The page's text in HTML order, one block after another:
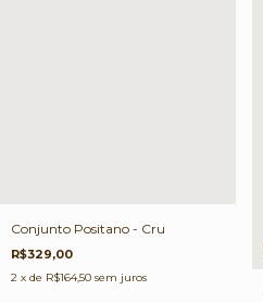
Conjunto Positano - Cru
R$329,00
2 x de R$164,50 sem juros